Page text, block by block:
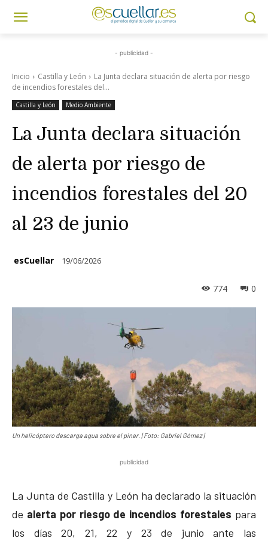
- publicidad -
Inicio Castilla y León
La Junta declara situación de alerta por riesgo
de incendios forestales del...
Castilla y León Medio Ambiente
La Junta declara situación
de alerta por riesgo de
incendios forestales del 20
al 23 de junio
esCuellar 19/06/2026
0
774
Un helicóptero descarga agua sobre el pinar. | Foto: Gabriel Gómez |
publicidad
La Junta de Castilla y León ha declarado la situación
de alerta por riesgo de incendios forestales para
los días 20, 21, 22 y 23 de junio ante las